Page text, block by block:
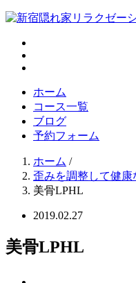
ホーム
コース一覧
ブログ
予約フォーム
ホーム /
歪みを調整して健康
美骨LPHL
2019.02.27
美骨LPHL